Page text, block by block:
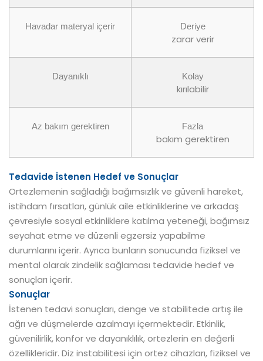
Havadar materyal içerir Deriye
zarar verir
Dayanıklı Kolay
kırılabilir
Az bakım gerektiren Fazla
bakım gerektiren
Tedavide İstenen Hedef ve Sonuçlar
Ortezlemenin sağladığı bağımsızlık ve güvenli hareket,
istihdam fırsatları, günlük aile etkinliklerine ve arkadaş
çevresiyle sosyal etkinliklere katılma yeteneği, bağımsız
seyahat etme ve düzenli egzersiz yapabilme
durumlarını içerir. Ayrıca bunların sonucunda fiziksel ve
mental olarak zindelik sağlaması tedavide hedef ve
sonuçları içerir.
Sonuçlar
İstenen tedavi sonuçları, denge ve stabilitede artış ile
ağrı ve düşmelerde azalmayı içermektedir. Etkinlik,
güvenilirlik, konfor ve dayanıklılık, ortezlerin en değerli
özellikleridir. Diz instabilitesi için ortez cihazları, fiziksel ve